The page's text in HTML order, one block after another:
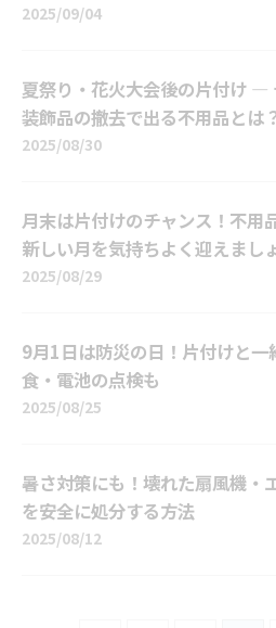
2025/09/04
夏祭り・花火大会後の片付け ―
装飾品の撤去で出る不用品とは
2025/08/30
月末は片付けのチャンス！不用
新しい月を気持ちよく迎えまし
2025/08/29
9月1日は防災の日！片付けと一
食・電池の点検も
2025/08/25
暑さ対策にも！壊れた扇風機・
を安全に処分する方法
2025/08/12